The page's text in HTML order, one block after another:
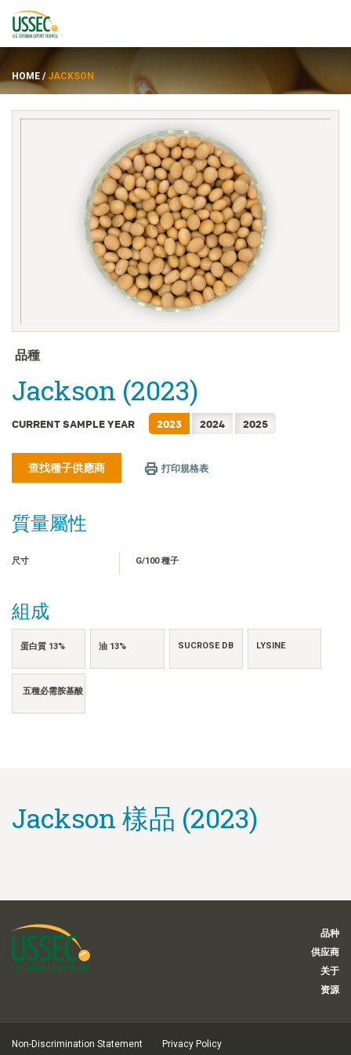
ENGLISH
FRANÇAIS
日本語
한국어
简体中文
TIẾNG VIỆT
HOME / JACKSON
品種
Jackson (2023)
CURRENT SAMPLE YEAR 2023 2024 2025
查找種子供應商 打印規格表
質量屬性
尺寸 G/100 種子
組成
蛋白質 13% 油 13% SUCROSE DB LYSINE
五種必需胺基酸
Jackson 樣品 (2023)
品种
供应商
关于
资源
Non-Discrimination Statement Privacy Policy